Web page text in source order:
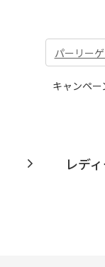
パーリー
キャンペー
レデ